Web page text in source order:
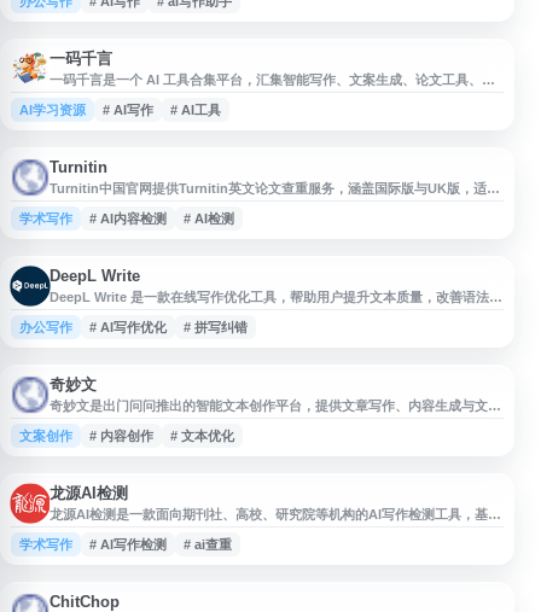
广告文案等内容创作场景，帮助用户提升信息处理和写作效率。
一码千言
一码千言是一个 AI 工具合集平台，汇集智能写作、文案生成、论文工具、英
语学习、法律文书、合同生成、考试模拟、代码优化、AI 聊天和心理疏导等
在线工具，覆盖工作、学习与生活场景，为用户提供便捷的人工智能应用服
AI学习资源 # AI写作 # AI工具
Turnitin
Turnitin中国官网提供Turnitin英文论文查重服务，涵盖国际版与UK版，适用
于毕业论文、留学生Essay、SCI英文论文、EI会议论文及外文投稿的相似度
检测，并提供AI内容检测相关服务。用户可通过网站了解Turnitin查重、英文
学术写作 # AI内容检测 # AI检测
DeepL Write
DeepL Write 是一款在线写作优化工具，帮助用户提升文本质量，改善语法、
拼写、措辞和表达风格，让写作更清晰、准确、自然。适用于邮件、文章、报
告及日常文本编辑，支持免费试用。
办公写作 # AI写作优化 # 拼写纠错
奇妙文
奇妙文是出门问问推出的智能文本创作平台，提供文章写作、内容生成与文本
优化等功能，适用于自媒体创作、营销文案、学习写作等场景，帮助用户提升
内容生产效率。
文案创作 # 内容创作 # 文本优化
龙源AI检测
龙源AI检测是一款面向期刊社、高校、研究院等机构的AI写作检测工具，基于
自然语言处理与机器学习技术，识别ChatGPT等生成式AI创作的文本，并提
供详细检测报告。平台可作为传统查重系统的补充，用于分析文本的AI生成特
学术写作 # AI写作检测 # ai查重
ChitChop